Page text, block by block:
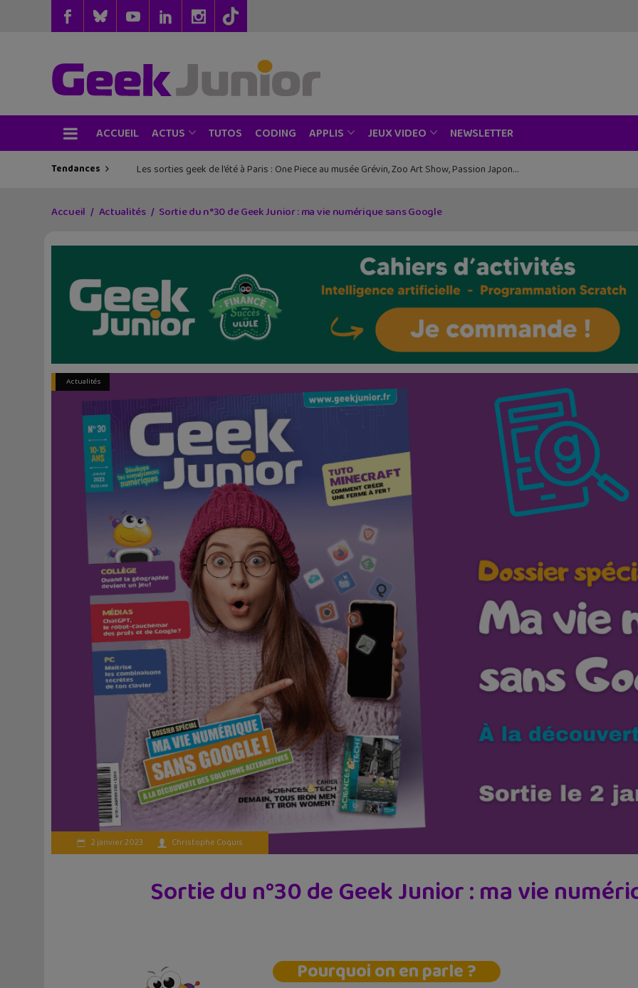
ACCUEIL ACTUS TUTOS CODING APPLIS JEUX VIDEO NEWSLETTER
Tendances Les sorties geek de l’été à Paris : One Piece au musée Grévin, Zoo Art Show, Passion Japon…
Accueil Actualités Sortie du n°30 de Geek Junior : ma vie numérique sans Google
Actualités
2 janvier 2023 Christophe Coquis
Sortie du n°30 de Geek Junior : ma vie
Pourquoi on en parle ?